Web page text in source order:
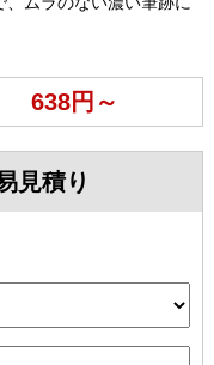
638円～
見積り